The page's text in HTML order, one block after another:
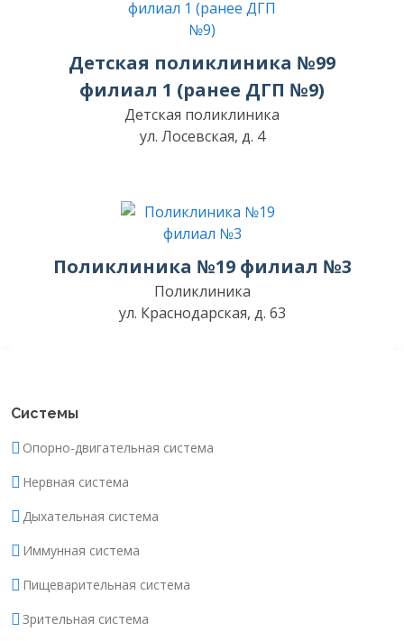
Детская поликлиника №99
филиал 1 (ранее ДГП №9)
Детская поликлиника
ул. Лосевская, д. 4
Поликлиника №19 филиал №3
Поликлиника
ул. Краснодарская, д. 63
Системы
Опорно-двигательная система
Нервная система
Дыхательная система
Иммунная система
Пищеварительная система
Зрительная система